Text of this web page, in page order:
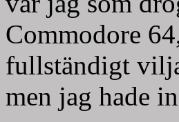
Commodore
fullständigt
men jag hade